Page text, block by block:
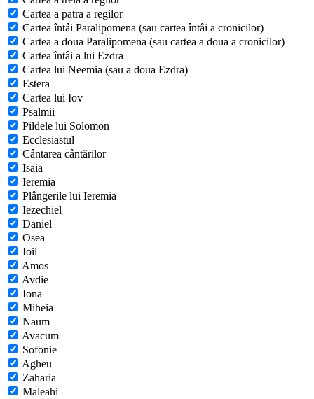
Cartea a patra a regilor
Cartea întâi Paralipomena (sau cartea întâi a cronicilor)
Cartea a doua Paralipomena (sau cartea a doua a cronicilor)
Cartea întâi a lui Ezdra
Cartea lui Neemia (sau a doua Ezdra)
Estera
Cartea lui Iov
Psalmii
Pildele lui Solomon
Ecclesiastul
Cântarea cântărilor
Isaia
Ieremia
Plângerile lui Ieremia
Iezechiel
Daniel
Osea
Ioil
Amos
Avdie
Iona
Miheia
Naum
Avacum
Sofonie
Agheu
Zaharia
Maleahi